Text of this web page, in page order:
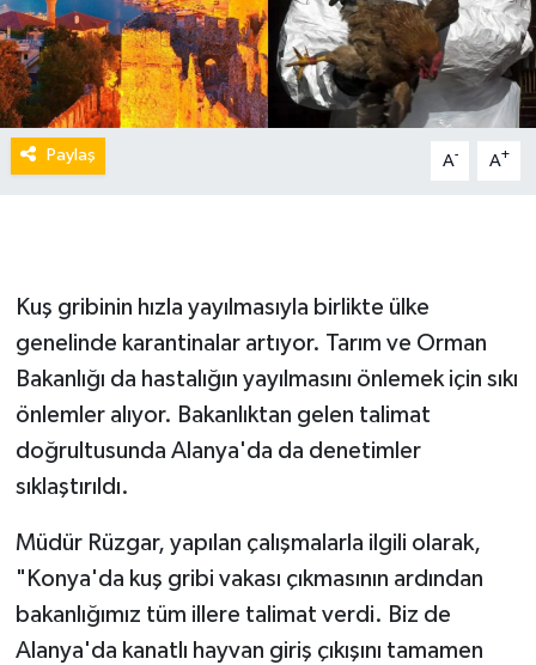
Paylaş A- A+
Kuş gribinin hızla yayılmasıyla birlikte ülke
genelinde karantinalar artıyor. Tarım ve Orman
Bakanlığı da hastalığın yayılmasını önlemek için sıkı
önlemler alıyor. Bakanlıktan gelen talimat
doğrultusunda Alanya'da da denetimler
sıklaştırıldı.
Müdür Rüzgar, yapılan çalışmalarla ilgili olarak,
"Konya'da kuş gribi vakası çıkmasının ardından
bakanlığımız tüm illere talimat verdi. Biz de
Alanya'da kanatlı hayvan giriş çıkışını tamamen